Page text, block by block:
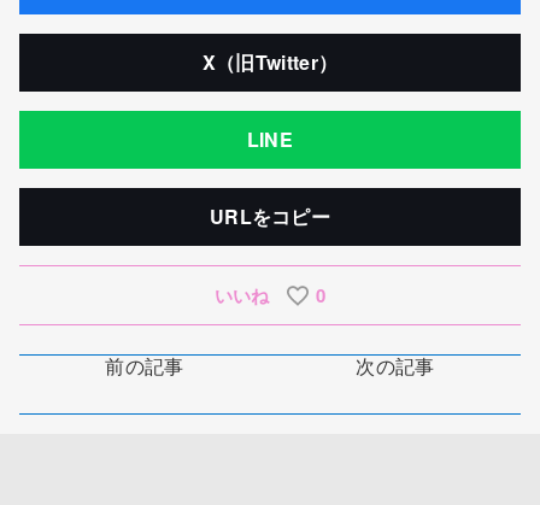
X（旧Twitter）
LINE
URLをコピー
いいね 0
前の記事 次の記事